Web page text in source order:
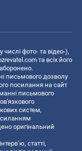
числі фото- та відео-),
та всіх його
письмового дозволу
посилання на сайт
письмового
систем,
оригінальний
статті,